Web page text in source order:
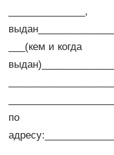
______________,
___(кем и когда
по